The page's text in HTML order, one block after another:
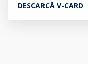
DESCARCĂ V-CARD